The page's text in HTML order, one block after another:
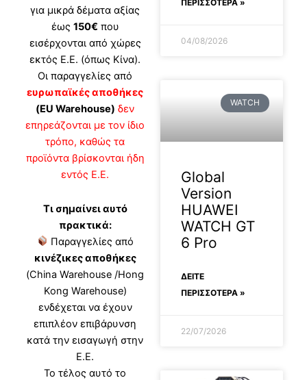
για μικρά δέματα αξίας
έως 150€ που
εισέρχονται από χώρες
εκτός Ε.Ε. (όπως Κίνα).
Οι παραγγελίες από
ευρωπαϊκές αποθήκες
(EU Warehouse) δεν
επηρεάζονται με τον ίδιο
τρόπο, καθώς τα
προϊόντα βρίσκονται ήδη
εντός Ε.Ε.
Τι σημαίνει αυτό
πρακτικά:
Παραγγελίες από
κινέζικες αποθήκες
(China Warehouse /Hong
Kong Warehouse)
ενδέχεται να έχουν
επιπλέον επιβάρυνση
κατά την εισαγωγή στην
Ε.Ε.
Το τέλος αυτό το
ΠΕΡΙΣΣΟΤΕΡΑ »
04/08/2026
WATCH
Global
Version
HUAWEI
WATCH GT
6 Pro
ΔΕΊΤΕ
ΠΕΡΙΣΣΟΤΕΡΑ »
22/07/2026